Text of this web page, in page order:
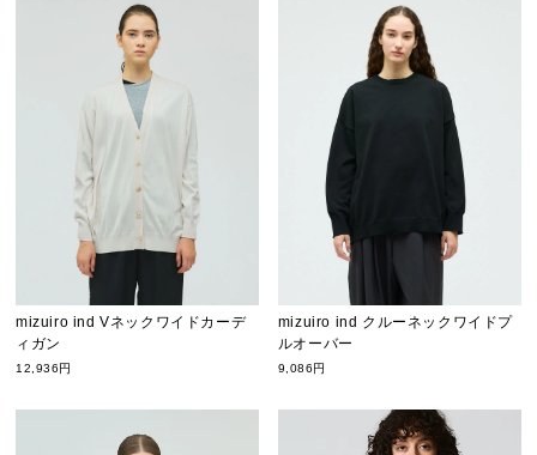
mizuiro ind Vネックワイドカーデ
ィガン
12,936円
mizuiro ind クルーネックワイドプ
ルオーバー
9,086円